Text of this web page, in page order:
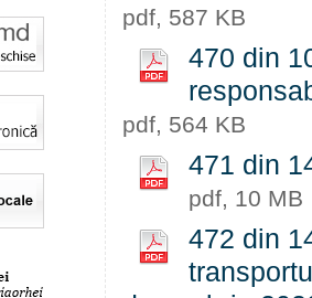
pdf, 587 KB
470 din
pdf, 564 KB
471 din
pdf, 10 MB
472 din